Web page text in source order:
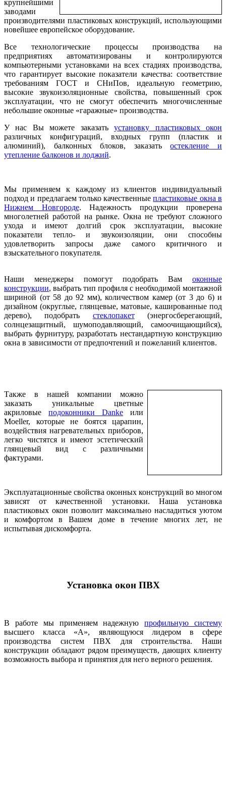
крупнейшими
заводами
производителями пластиковых конструкций, использующими
новейшее европейское оборудование.
Все технологические процессы производства на
предприятиях автоматизированы и контролируются
компьютерными установками на всех стадиях производства,
что гарантирует высокие показатели качества: соответствие
требованиям ГОСТ и СНиПов, идеальную геометрию,
высокие звукоизоляционные свойства, повышенный срок
эксплуатации, что не смогут обеспечить многочисленные
небольшие оконные «гаражные» производства.
У нас Вы можете заказатьустановку пластиковых окон
различных конфигураций, входных групп (пластик и
алюминий), балконных блоков, заказатьостекление и
утепление балконов и лоджий.
Мы применяем к каждому из клиентов индивидуальный
подход и предлагаем только качественныепластиковые окна в
Нижнем Новгороде. Надежность продукции проверена
многолетней работой на рынке. Окна не требуют сложного
ухода и имеют долгий срок эксплуатации, высокие
показатели тепло- и звукоизоляции, они способны
удовлетворить запросы даже самого критичного и
взыскательного покупателя.
Наши менеджеры помогут подобрать Вам оконные
конструкции, выбрать тип профиля с необходимой монтажной
шириной (от 58 до 92 мм), количеством камер (от 3 до 6) и
дизайном (округлые, глянцевые, матовые, кашированные под
дерево), подобрать стеклопакет(энергосберегающий,
солнцезащитный, шумоподавляющий, самоочищающийся),
выбрать фурнитуру, разработать нестандартную конструкцию
окна в зависимости от предпочтений и пожеланий клиентов.
Также в нашей компании можно
заказать уникальные цветные
акриловые подоконники Danke или
Moeller, которые не боятся царапин,
воздействия нагревательных приборов,
легко чистятся и имеют эстетический
глянцевый вид с различными
фактурами.
Эксплуатационные свойства оконных конструкций во многом
зависят от качественной установки. Наша установка
пластиковых окон позволит максимально насладиться уютом
и комфортом в Вашем доме в течение многих лет, не
испытывая дискомфорта.
Установка окон ПВХ
В работе мы применяем надежнуюпрофильную систему
высшего класса «А», являющуюся лидером в сфере
производства систем ПВХ для строительства. Наши
конструкции обладают рядом преимуществ, дающих клиенту
возможность выбора и принятия для него верного решения.